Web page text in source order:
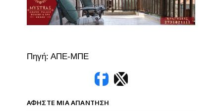
Πηγή: ΑΠΕ-ΜΠΕ
ΑΦΉΣΤΕ ΜΙΑ ΑΠΆΝΤΗΣΗ